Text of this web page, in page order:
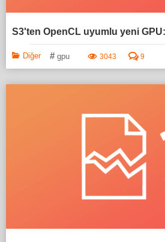
S3'ten OpenCL uyumlu yeni
Diğer # gpu 3043 9